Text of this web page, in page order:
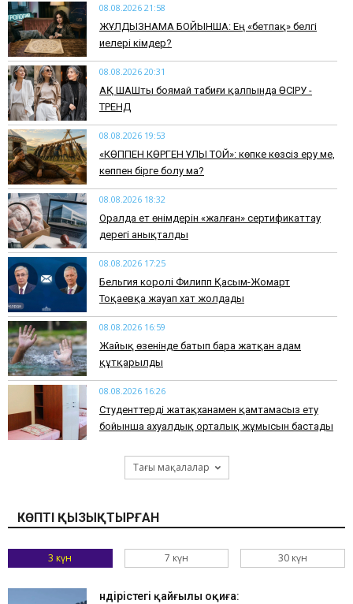
08.08.2026 21:58
ЖҰЛДЫЗНАМА БОЙЫНША: Ең «бетпақ» белгі
иелері кімдер?
08.08.2026 20:31
АҚ ШАШты боямай табиғи қалпында ӨСІРУ -
ТРЕНД
08.08.2026 19:53
​«КӨППЕН КӨРГЕН ҰЛЫ ТОЙ»: көпке көзсіз еру ме,
көппен бірге болу ма?
08.08.2026 18:32
Оралда ет өнімдерін «жалған» сертификаттау
дерегі анықталды
08.08.2026 17:25
Бельгия королі Филипп Қасым-Жомарт
Тоқаевқа жауап хат жолдады
08.08.2026 16:59
Жайық өзенінде батып бара жатқан адам
құтқарылды
08.08.2026 16:26
Студенттерді жатақханамен қамтамасыз ету
бойынша ахуалдық орталық жұмысын бастады
Тағы мақалалар
КӨПТІ ҚЫЗЫҚТЫРҒАН
3 күн 7 күн 30 күн
Өндірістегі қайғылы оқиға: